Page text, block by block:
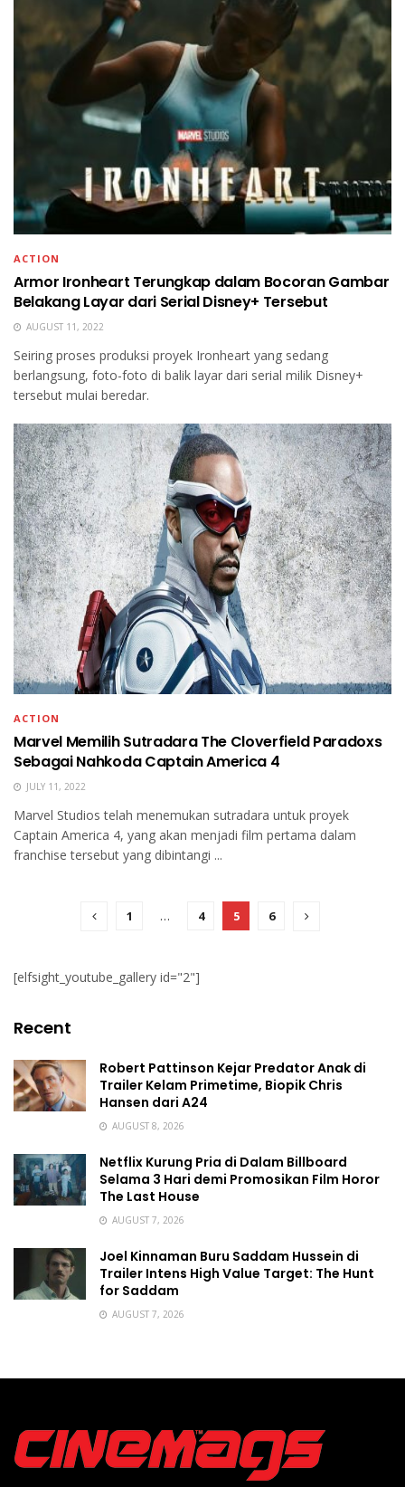
ACTION
Armor Ironheart Terungkap dalam Bocoran Gambar
Belakang Layar dari Serial Disney+ Tersebut
AUGUST 11, 2022
Seiring proses produksi proyek Ironheart yang sedang
berlangsung, foto-foto di balik layar dari serial milik Disney+
tersebut mulai beredar.
ACTION
Marvel Memilih Sutradara The Cloverfield Paradoxs
Sebagai Nahkoda Captain America 4
JULY 11, 2022
Marvel Studios telah menemukan sutradara untuk proyek
Captain America 4, yang akan menjadi film pertama dalam
franchise tersebut yang dibintangi ...
1 … 4 5 6
[elfsight_youtube_gallery id="2"]
Recent
Robert Pattinson Kejar Predator Anak di
Trailer Kelam Primetime, Biopik Chris
Hansen dari A24
AUGUST 8, 2026
Netflix Kurung Pria di Dalam Billboard
Selama 3 Hari demi Promosikan Film Horor
The Last House
AUGUST 7, 2026
Joel Kinnaman Buru Saddam Hussein di
Trailer Intens High Value Target: The Hunt
for Saddam
AUGUST 7, 2026